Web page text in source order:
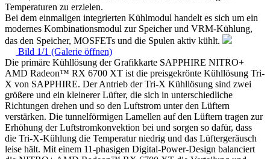
Temperaturen zu erzielen.
Bei dem einmaligen integrierten Kühlmodul handelt es sich um ein
modernes Kombinationsmodul zur Speicher und VRM-Kühlung,
das den Speicher, MOSFETs und die Spulen aktiv kühlt.
Bild 1/1 (Galerie öffnen)
Die primäre Kühllösung der Grafikkarte SAPPHIRE NITRO+
AMD Radeon™ RX 6700 XT ist die preisgekrönte Kühllösung Tri-
X von SAPPHIRE. Der Antrieb der Tri-X Kühllösung sind zwei
größere und ein kleinerer Lüfter, die sich in unterschiedliche
Richtungen drehen und so den Luftstrom unter den Lüftern
verstärken. Die tunnelförmigen Lamellen auf den Lüftern tragen zur
Erhöhung der Luftstromkonvektion bei und sorgen so dafür, dass
die Tri-X-Kühlung die Temperatur niedrig und das Lüftergeräusch
leise hält. Mit einem 11-phasigen Digital-Power-Design balanciert